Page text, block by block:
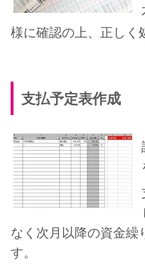
様に確認の上、正しく
支払予定表作成
なく次月以降の資金繰
す。